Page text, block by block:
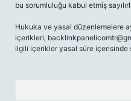
bu sorumluluğu kabul etmiş
Hukuka ve yasal düzenlemelere
içerikleri,
ilgili içerikler yasal süre içerisinde